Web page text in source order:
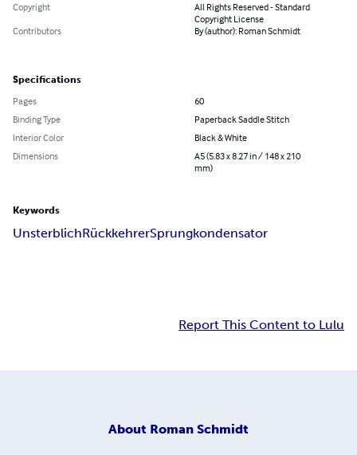
Copyright
All Rights Reserved - Standard
Copyright License
Contributors
By (author): Roman Schmidt
Specifications
Pages
60
Binding Type
Paperback Saddle Stitch
Interior Color
Black & White
Dimensions
A5 (5.83 x 8.27 in / 148 x 210
mm)
Keywords
UnsterblichRückkehrerSprungkondensator
Report This Content to Lulu
About Roman Schmidt